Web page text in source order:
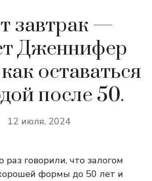
завтрак —
Дженнифер
оставаться
после 50.
12 июля, 2024
говорили, что залогом
формы до 50 лет и